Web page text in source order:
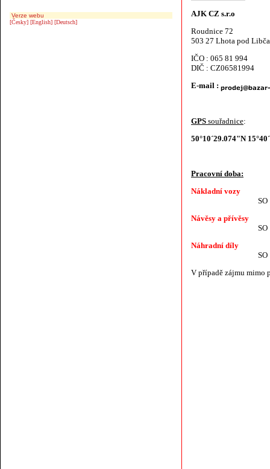
Verze webu
[Česky] [English] [Deutsch]
AJK CZ s.r.o
Roudnice 72
503 27 Lhota pod
IČO : 065 81 994
DIČ : CZ06581994
E-mail :
GPS souřadnice:
50°10´29.074"N
Pracovní doba:
Nákladní vozy
SO
Návěsy a přívěsy
SO
Náhradní díly
SO
V případě zájmu mimo